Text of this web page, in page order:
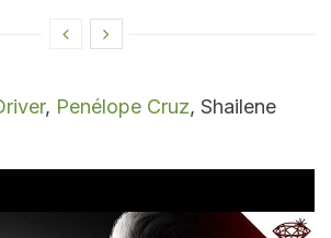
, Penélope Cruz, Shailene